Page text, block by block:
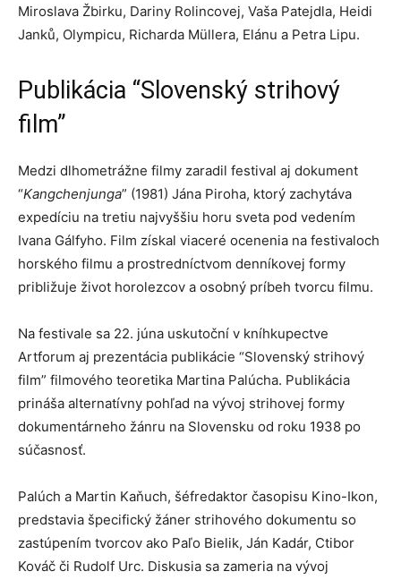
Miroslava Žbirku, Dariny Rolincovej, Vaša Patejdla, Heidi
Janků, Olympicu, Richarda Müllera, Elánu a Petra Lipu.
Publikácia “Slovenský strihový
film”
Medzi dlhometrážne filmy zaradil festival aj dokument
“Kangchenjunga” (1981) Jána Piroha, ktorý zachytáva
expedíciu na tretiu najvyššiu horu sveta pod vedením
Ivana Gálfyho. Film získal viaceré ocenenia na festivaloch
horského filmu a prostredníctvom denníkovej formy
približuje život horolezcov a osobný príbeh tvorcu filmu.
Na festivale sa 22. júna uskutoční v kníhkupectve
Artforum aj prezentácia publikácie “Slovenský strihový
film” filmového teoretika Martina Palúcha. Publikácia
prináša alternatívny pohľad na vývoj strihovej formy
dokumentárneho žánru na Slovensku od roku 1938 po
súčasnosť.
Palúch a Martin Kaňuch, šéfredaktor časopisu Kino-Ikon,
predstavia špecifický žáner strihového dokumentu so
zastúpením tvorcov ako Paľo Bielik, Ján Kadár, Ctibor
Kováč či Rudolf Urc. Diskusia sa zameria na vývoj